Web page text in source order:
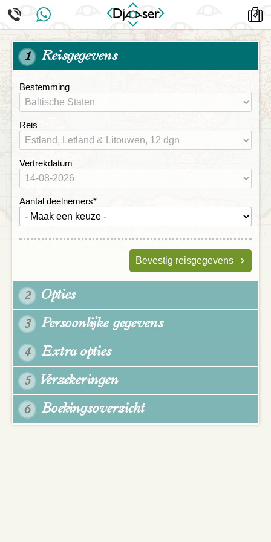
1 Reisgegevens
Bestemming
Reis
Vertrekdatum
Aantal deelnemers*
Bevestig reisgegevens
2 Opties
3 Persoonlijke gegevens
4 Extra opties
5 Verzekeringen
6 Boekingsoverzicht